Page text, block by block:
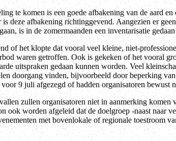
te komen is een goede afbakening van de aard
deze afbakening richtinggevend. Aangezien er
is in de zomermaanden een inventarisatie
of het klopte dat vooral veel kleine, niet-
waren getroffen. Ook is gekeken of het vooral
uitspraken gedaan kunnen worden. Veel
doorgang vinden, bijvoorbeeld door beperking
voor 9 juli afgezegd of hadden organisatoren bewust
zullen organisatoren niet in aanmerking
ook worden afgeleid dat de doelgroep -naast naar
met bovenlokale of regionale toestroom